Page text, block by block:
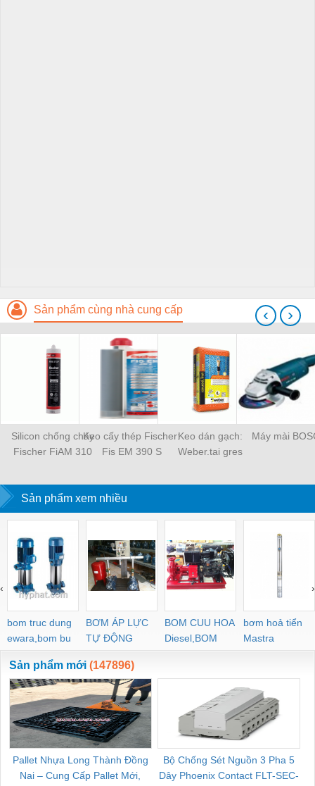
Sản phẩm cùng nhà cung cấp
Silicon chống cháy
Fischer FiAM 310
Keo cấy thép Fischer:
Fis EM 390 S
Keo dán gạch:
Weber.tai gres
Máy mài
‹ ›
Sản phẩm xem nhiều
bom truc dung
ewara,bom bu
ewara
BƠM ÁP LỰC
TỰ ĐỘNG
BOM CUU HOA
Diesel,BOM
CHUA CHAY
bơm hoả tiển
Mastra
‹ ›
Sản phẩm mới (147896)
Pallet Nhựa Long Thành Đồng
Nai – Cung Cấp Pallet Mới,
Bộ Chống Sét Nguồn 3 Pha 5
Dây Phoenix Contact FLT-SEC-